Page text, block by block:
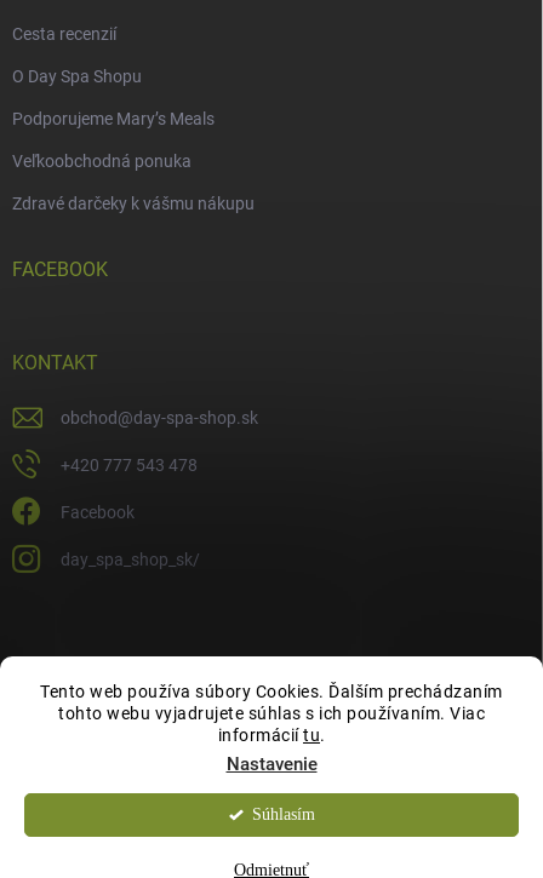
Tento web používa súbory Cookies. Ďalším prechádzaním
tohto webu vyjadrujete súhlas s ich používaním. Viac
informáciítu.
Nastavenie
Odmietnuť
Súhlasím
Cesta recenzií
O Day Spa Shopu
Podporujeme Mary’s Meals
Veľkoobchodná ponuka
Zdravé darčeky k vášmu nákupu
FACEBOOK
KONTAKT
obchod@day-spa-shop.sk
+420 777 543 478
Facebook
day_spa_shop_sk/
Copyright 2026Day Spa Shop. Všetky práva vyhradené.